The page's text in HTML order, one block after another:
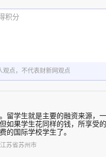
积分
观点，不代表财新网观点
留学生就是主要的融资来源，
如果学生花同样的钱，所享受
的国际学校学生了。
苏省苏州市